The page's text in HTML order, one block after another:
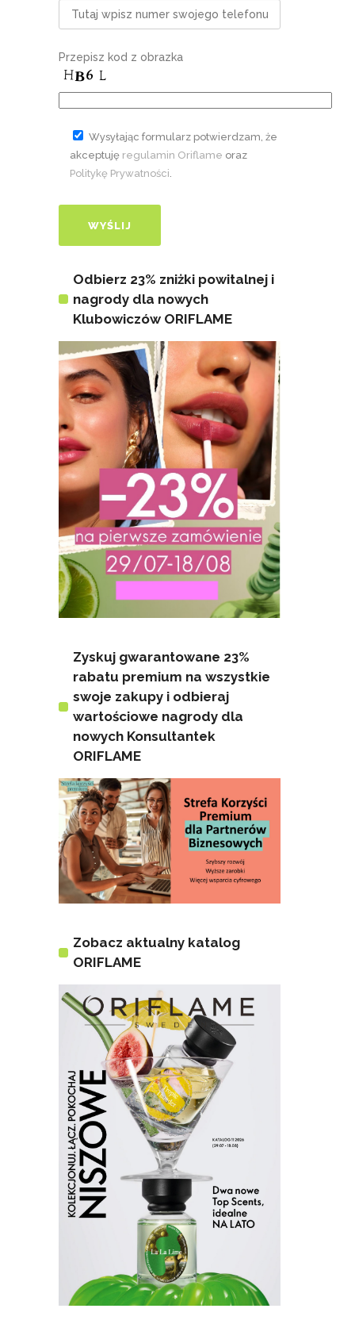
Przepisz kod z obrazka
Wysyłając formularz potwierdzam, że
akceptuję regulamin Oriflame oraz
Politykę Prywatności
Odbierz 23% zniżki powitalnej i
nagrody dla nowych
Klubowiczów ORIFLAME
Zyskuj gwarantowane 23%
rabatu premium na wszystkie
swoje zakupy i odbieraj
wartościowe nagrody dla
nowych Konsultantek
ORIFLAME
Zobacz aktualny katalog
ORIFLAME